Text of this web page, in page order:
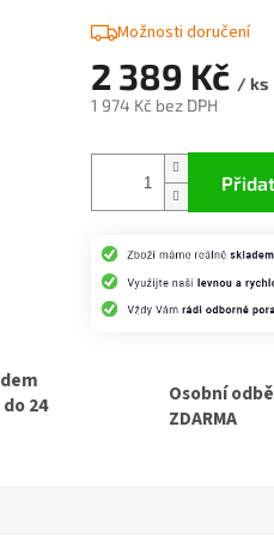
2 389 Kč / ks
1 974 Kč bez DPH
cena:
Možnosti doručení
24
Osobní
ZDARMA